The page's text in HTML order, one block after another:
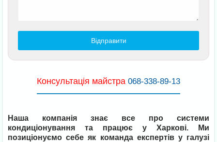
Консультація майстра 068-338-89-13
Наша компанія знає все про системи
кондиціонування та працює у Харкові. Ми
позиціонуємо себе як команда експертів у галузі